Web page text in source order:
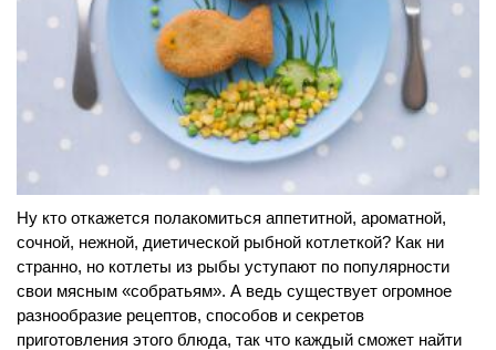
Ну кто откажется полакомиться аппетитной, ароматной,
сочной, нежной, диетической рыбной котлеткой? Как ни
странно, но котлеты из рыбы уступают по популярности
свои мясным «собратьям». А ведь существует огромное
разнообразие рецептов, способов и секретов
приготовления этого блюда, так что каждый сможет найти